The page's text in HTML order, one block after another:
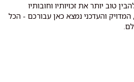
טוב יותר את זכויותיו וחובותיו
והעדכני נמצא כאן עבורכם - הכל